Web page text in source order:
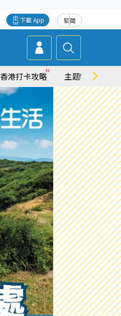
繁简
下載 App
香港打卡攻略 主题特集